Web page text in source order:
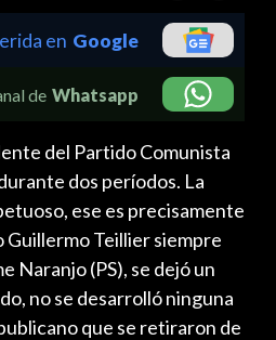
en Google
de Whatsapp
del Partido Comunista
dos períodos. La
ese es precisamente
Teillier siempre
Naranjo (PS), se dejó un
no se desarrolló ninguna
que se retiraron de